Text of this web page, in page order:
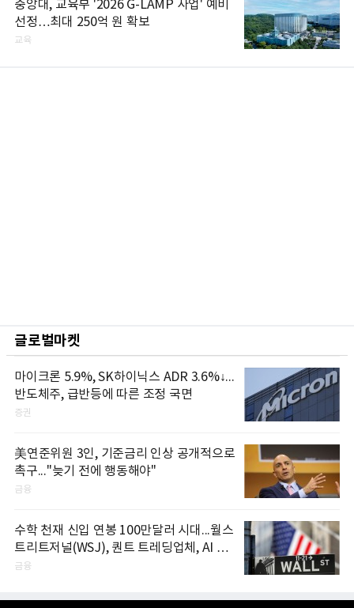
중앙대, 교육부 '2026 G-LAMP 사업' 예비
선정…최대 250억 원 확보
교육
글로벌마켓
마이크론 5.9%, SK하이닉스 ADR 3.6%↓...
반도체주, 급반등에 따른 조정 국면
증권
美연준위원 3인, 기준금리 인상 공개적으로
촉구..."늦기 전에 행동해야"
금융
수학 천재 신입 연봉 100만달러 시대...월스
트리트저널(WSJ), 퀀트 트레딩업체, AI 기
업들 인재 확보 경쟁
금융